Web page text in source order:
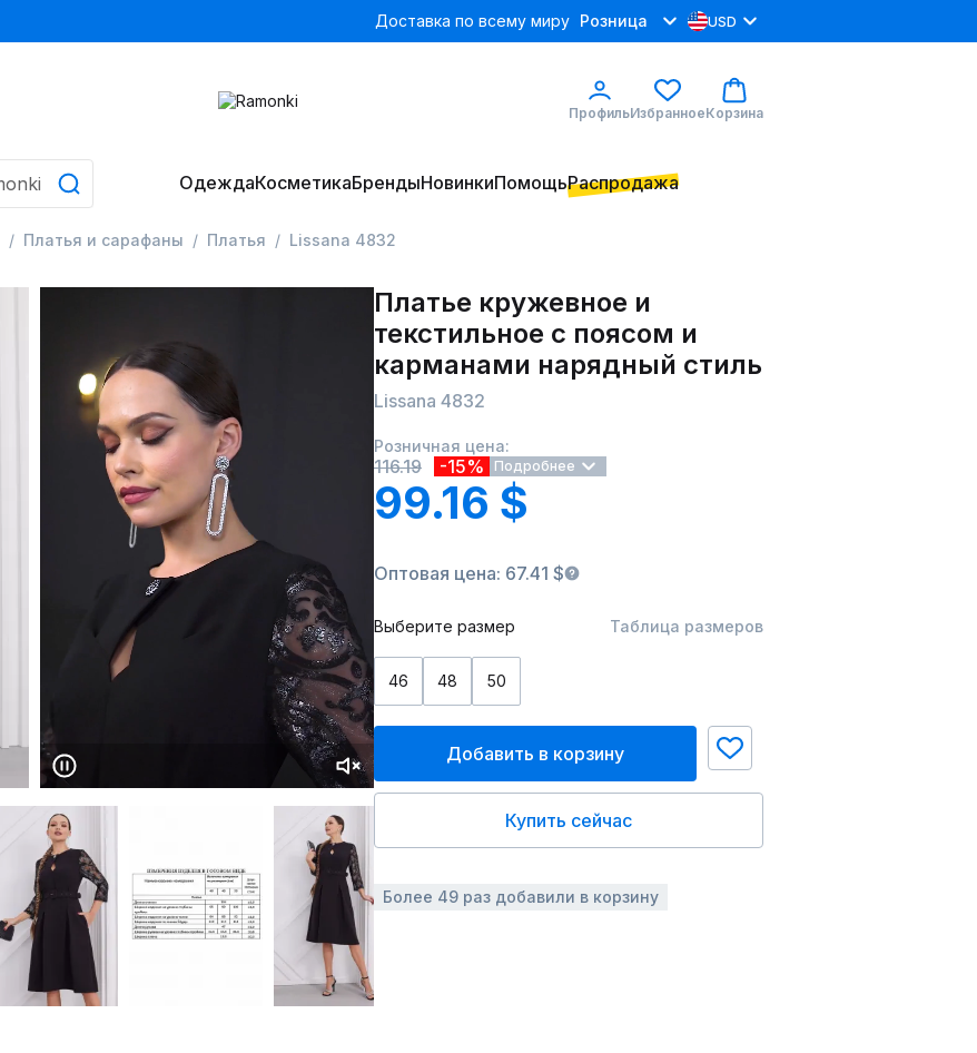
Доставка по всему миру Розница USD
ПрофильИзбранноеКорзина
ОдеждаКосметикаБрендыНовинкиПомощьРаспродажа
Платья и сарафаны Платья Lissana 4832
Платье кружевное и
текстильное с поясом и
карманами нарядный стиль
Lissana 4832
Розничная цена:
116.19 -15% Подробнее
99.16 $
Оптовая цена: 67.41 $
Выберите размер Таблица размеров
46 48 50
Добавить в корзину
Купить сейчас
Более 49 раз добавили в корзину